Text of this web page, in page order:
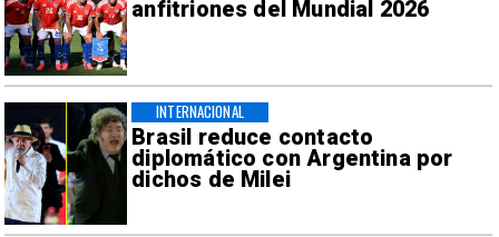
anfitriones del Mundial 2026
Brasil reduce contacto
diplomático con Argentina por
dichos de Milei
INTERNACIONAL